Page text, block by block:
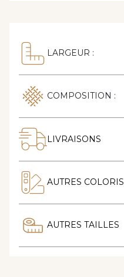
LARGEUR :
COMPOSITION :
LIVRAISONS
AUTRES COLORIS
AUTRES TAILLES